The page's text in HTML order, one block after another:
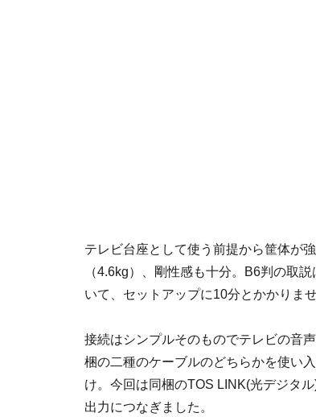
テレビ台座として使う前提から筐体が
（4.6kg）、剛性感も十分。B6判の取
いて、セットアップに10分とかかりませ
接続はシンプルそのものでテレビの音
梱の二種のケーブルのどちらかを使い
け。今回は同梱のTOS LINK(光デジタ
出力につなぎました。